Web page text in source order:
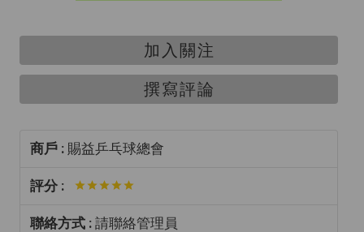
加入關注
撰寫評論
商戶 : 賜益乒乓球總會
評分 :
聯絡方式 : 請聯絡管理員